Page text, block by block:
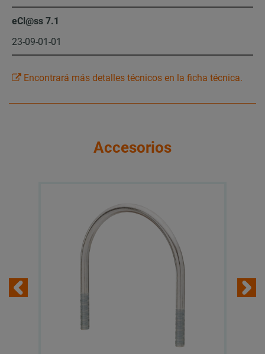
eCl@ss 7.1
23-09-01-01
Encontrará más detalles técnicos en la ficha técnica.
Accesorios